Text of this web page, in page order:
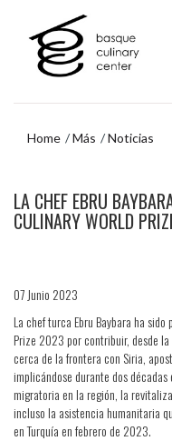
contenido
principal
navegación
Home Más Noticias
menú
LA CHEF EBRU
CULINARY WORLD
07 Junio 2023
La chef turca Ebru Baybara ha
Prize 2023 por contribuir, desde
cerca de la frontera con Siria,
implicándose durante dos
migratoria en la región, la
incluso la asistencia humanitaria
en Turquía en febrero de 2023.